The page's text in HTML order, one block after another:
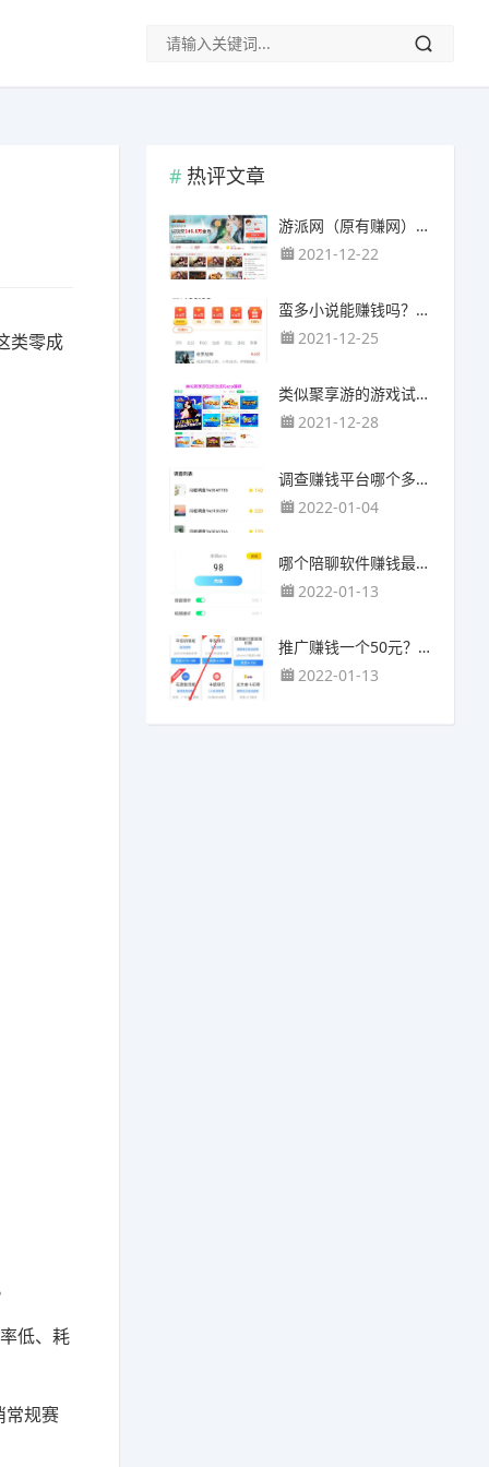
类零成
低、耗
常规赛
热评文章
游派网（原有赚网），主要以试玩游戏赚钱为主
2021-12-22
蛮多小说能赚钱吗？送的100元能提现靠谱吗？
2021-12-25
类似聚享游的游戏试玩app（平台）推荐
2021-12-28
调查赚钱平台哪个多？哪个调查网站正规靠谱？
2022-01-04
哪个陪聊软件赚钱最快？目前陪人聊天可以挣钱的app推荐
2022-01-13
推广赚钱一个50元？我这个一个最高可以赚500元
2022-01-13